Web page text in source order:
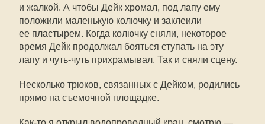
и жалкой. А чтобы Дейк хромал, под лапу ему
положили маленькую колючку и заклеили
ее пластырем. Когда колючку сняли, некоторое
время Дейк продолжал бояться ступать на эту
лапу и чуть-чуть прихрамывал. Так и сняли сцену.
Несколько трюков, связанных с Дейком, родились
прямо на съемочной площадке.